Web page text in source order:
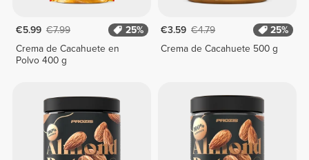
€5.99 €7.99
25%
Crema de Cacahuete en
Polvo 400 g
€3.59 €4.79
25%
Crema de Cacahuete 500 g